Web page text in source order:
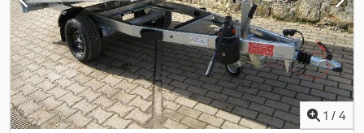
rétegeltlemez padló - 12 mm vastag Világítástechnika - Modern
multifunkciós világítás - Tolatólámpával - Ködlámpával - 13 pólusú
csatlakozó Kerekek és tengelyek - Robusztus gumirugós tengely -
Tolató automatikával - Karbantartásmentes kompakt
kerékcsapágyak - Műanyag sárvédőkkel - Támaszékék tartóval
Dkodpfx Aorv Afujfter Rögzítési és biztosítási lehetőségek - 8
süllyesztett rögzítőgyűrű, raktérkeretbe integrálva
Dokumentumok és szállítási költségek - Szállítási költség hozzánk
1 / 4